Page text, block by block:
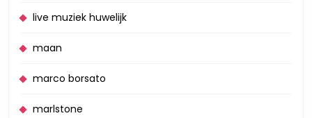
live muziek huwelijk
maan
marco borsato
marlstone